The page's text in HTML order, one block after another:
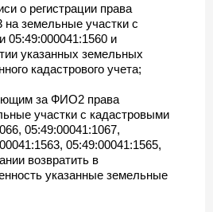
о регистрации права
земельные участки с
05:49:000041:1560 и
указанных земельных
кадастрового учета;
за ФИО2 права
участки с кадастровыми
05:49:00041:1067,
05:49:00041:1565,
возвратить в
указанные земельные